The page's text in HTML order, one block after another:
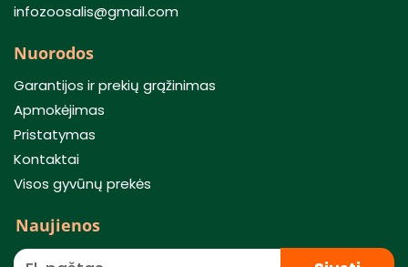
infozoosalis@gmail.com
Nuorodos
Garantijos ir prekių grąžinimas
Apmokėjimas
Pristatymas
Kontaktai
Visos gyvūnų prekės
Naujienos